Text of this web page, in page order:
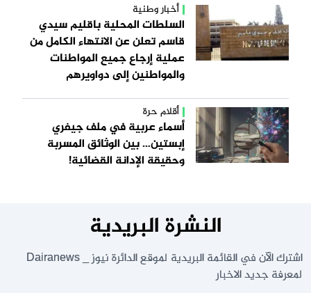
أخبار وطنية
السلطات المحلية باقليم سيدي
قاسم تعلن عن الانتهاء الكامل من
عملية إرجاع جميع المواطنات
والمواطنين إلى دواويرهم
أقلام حرة
أسماء عربية في ملف جيفري
إبستين… بين الوثائق المسربة
وحقيقة الإدانة القضائية!
النشرة البريدية
اشترك الآن في القائمة البريدية لموقع الدائرة نيوز _ Dairanews
لمعرفة جديد الاخبار